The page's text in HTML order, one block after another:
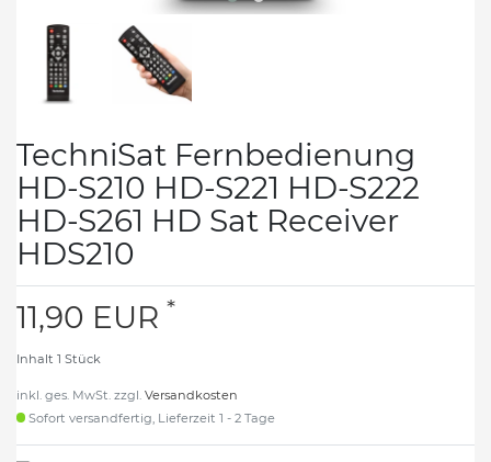
TechniSat Fernbedienung
HD-S210 HD-S221 HD-S222
HD-S261 HD Sat Receiver
HDS210
11,90 EUR *
Inhalt 1 Stück
inkl. ges. MwSt. zzgl. Versandkosten
Sofort versandfertig, Lieferzeit 1 - 2 Tage